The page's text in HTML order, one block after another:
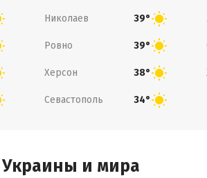
Николаев 39°
Ровно 39°
Херсон 38°
Севастополь 34°
и мира